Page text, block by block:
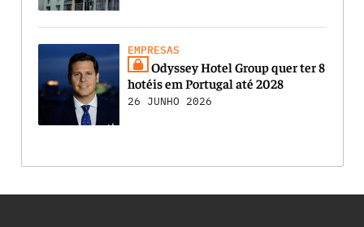
EMPRESAS
Odyssey Hotel Group quer ter 8
hotéis em Portugal até 2028
26 JUNHO 2026